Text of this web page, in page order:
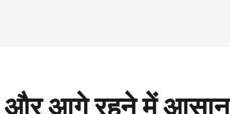
आगे रहने में आसान